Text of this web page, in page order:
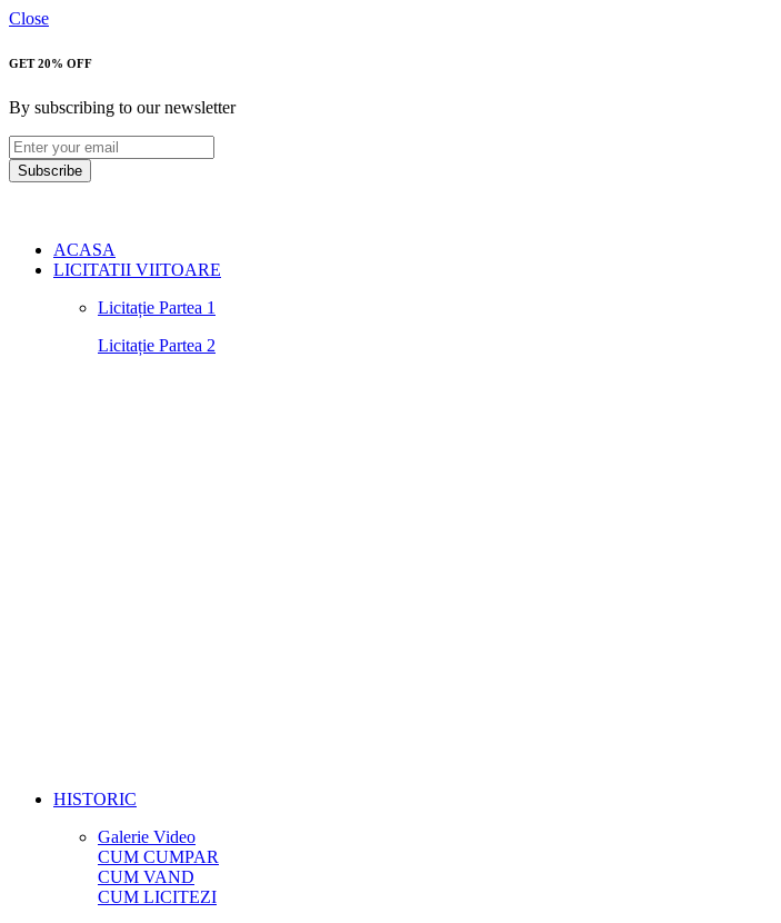
Close
GET 20% OFF
By subscribing to our newsletter
Subscribe
ACASA
LICITATII VIITOARE
Licitație Partea 1
Licitație Partea 2
HISTORIC
Galerie Video
CUM CUMPAR
CUM VAND
CUM LICITEZI